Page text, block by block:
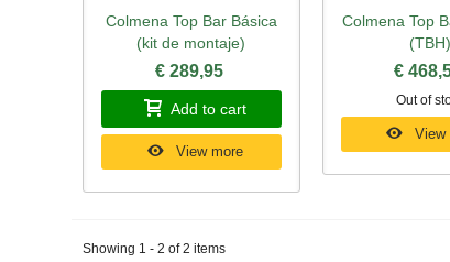
Quick view
Colmena Top Bar Básica
(kit de montaje)
€ 289,95
Add to cart
View more
Quick view
Colmena Top
(TBH)
€
Out of
View
Showing 1 - 2 of 2 items